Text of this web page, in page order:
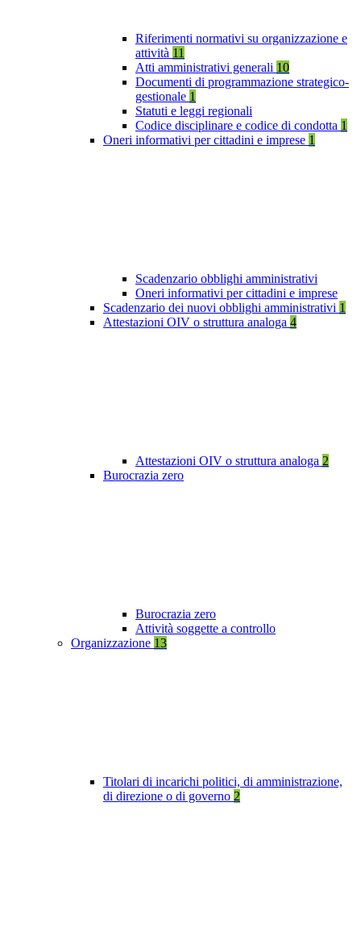
Riferimenti normativi su organizzazione e
attività 11
Atti amministrativi generali 10
Documenti di programmazione strategico-
gestionale 1
Statuti e leggi regionali
Codice disciplinare e codice di condotta 1
Oneri informativi per cittadini e imprese 1
Scadenzario obblighi amministrativi
Oneri informativi per cittadini e imprese
Scadenzario dei nuovi obblighi amministrativi 1
Attestazioni OIV o struttura analoga 4
Attestazioni OIV o struttura analoga 2
Burocrazia zero
Burocrazia zero
Attività soggette a controllo
Organizzazione 13
Titolari di incarichi politici, di amministrazione,
di direzione o di governo 2